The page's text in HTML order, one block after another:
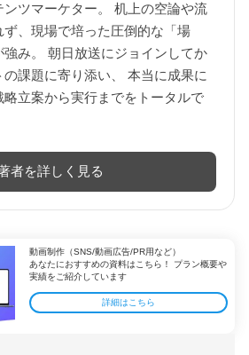
ツマーケター。 机上の空論や流
、現場で培った圧倒的な「場
み。 朝日放送にジョインしてか
の課題に寄り添い、 本当に成果に
立案から実行までをトータルで
者を詳しく見る
動画制作（SNS/動画広告/PR用など）
あなたにおすすめの資料はこちら！ プラン概要や
実績をご紹介しています
詳細はこちら